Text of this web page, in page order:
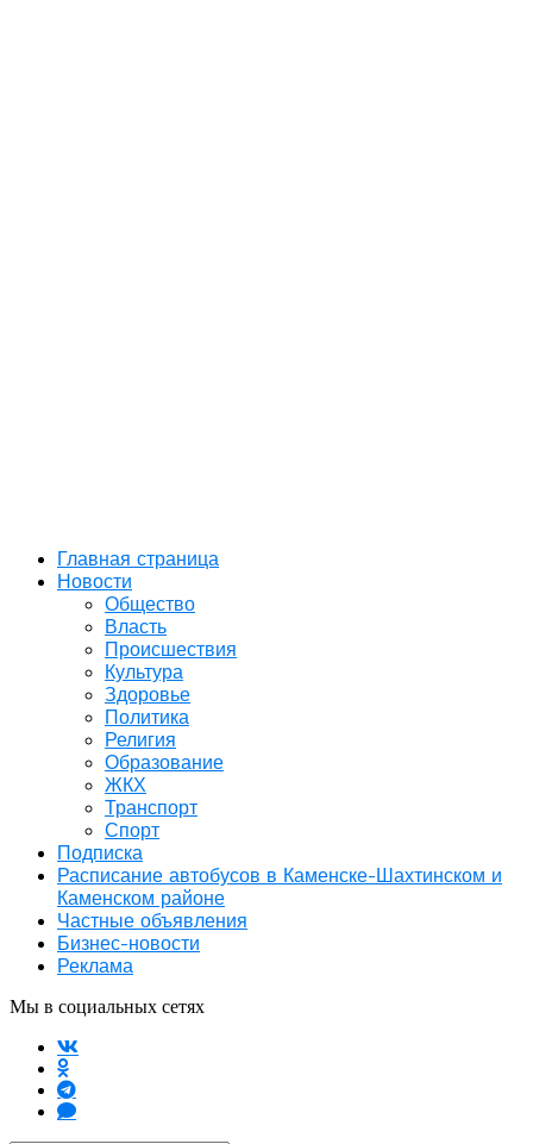
Главная страница
Новости
Общество
Власть
Происшествия
Культура
Здоровье
Политика
Религия
Образование
ЖКХ
Транспорт
Спорт
Подписка
Расписание автобусов в Каменске-Шахтинском и
Каменском районе
Частные объявления
Бизнес-новости
Реклама
Мы в социальных сетях